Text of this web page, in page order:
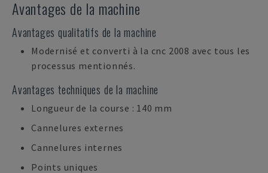
Avantages de la machine
Avantages qualitatifs de la machine
Modernisé et converti à la cnc 2008 avec tous les
processus mentionnés.
Avantages techniques de la machine
Longueur de la course : 140 mm
Cannelures externes
Cannelures internes
Points uniques